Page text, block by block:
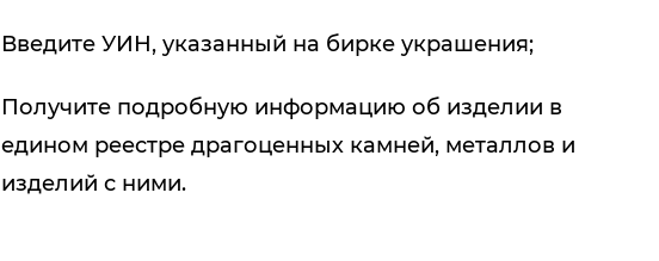
Введите УИН, указанный на бирке украшения;
Получите подробную информацию об изделии в
едином реестре драгоценных камней, металлов и
изделий с ними.